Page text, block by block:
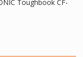
Toughbook CF-